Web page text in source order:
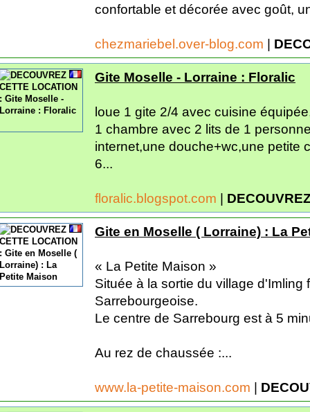
confortable et décorée avec goût,
chezmariebel.over-blog.com |
Gite Moselle - Lorraine : Floralic
loue 1 gite 2/4 avec cuisine
1 chambre avec 2 lits de 1
internet,une douche+wc,une petite
6...
floralic.blogspot.com |
Gite en Moselle ( Lorraine) : La
« La Petite Maison »
Située à la sortie du village
Sarrebourgeoise.
Le centre de Sarrebourg est à 5
Au rez de chaussée :...
www.la-petite-maison.com |